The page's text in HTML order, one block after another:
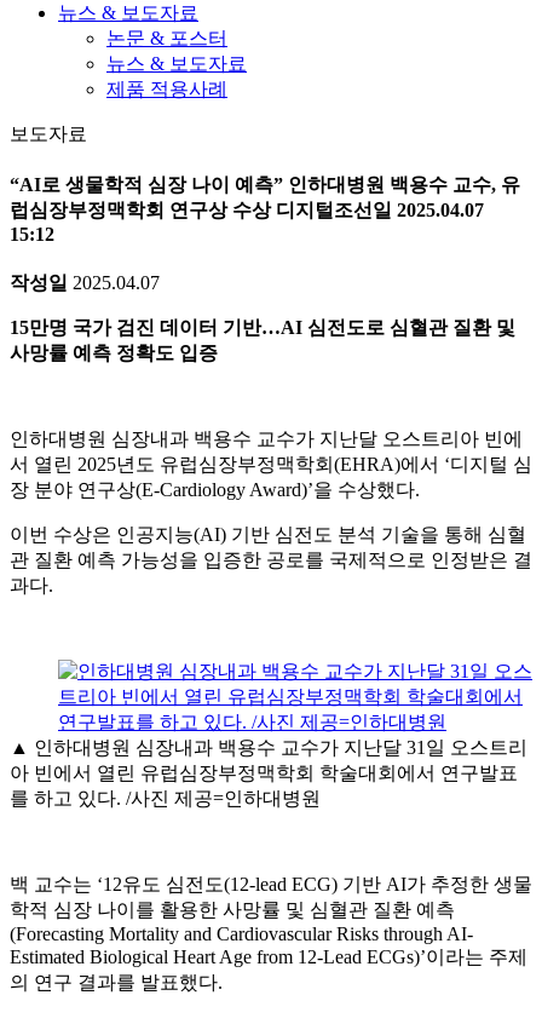
뉴스 & 보도자료
논문 & 포스터
뉴스 & 보도자료
제품 적용사례
보도자료
“AI로 생물학적 심장 나이 예측” 인하대병원 백용수 교수, 유
럽심장부정맥학회 연구상 수상 디지털조선일 2025.04.07
15:12
작성일 2025.04.07
15만명 국가 검진 데이터 기반…AI 심전도로 심혈관 질환 및
사망률 예측 정확도 입증
인하대병원 심장내과 백용수 교수가 지난달 오스트리아 빈에
서 열린 2025년도 유럽심장부정맥학회(EHRA)에서 ‘디지털 심
장 분야 연구상(E-Cardiology Award)’을 수상했다.
이번 수상은 인공지능(AI) 기반 심전도 분석 기술을 통해 심혈
관 질환 예측 가능성을 입증한 공로를 국제적으로 인정받은 결
과다.
▲ 인하대병원 심장내과 백용수 교수가 지난달 31일 오스트리
아 빈에서 열린 유럽심장부정맥학회 학술대회에서 연구발표
를 하고 있다. /사진 제공=인하대병원
백 교수는 ‘12유도 심전도(12-lead ECG) 기반 AI가 추정한 생물
학적 심장 나이를 활용한 사망률 및 심혈관 질환 예측
(Forecasting Mortality and Cardiovascular Risks through AI-
Estimated Biological Heart Age from 12-Lead ECGs)’이라는 주제
의 연구 결과를 발표했다.